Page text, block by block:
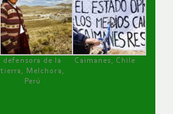
defensora de la
tierra, Melchora,
Perú
Caimanes, Chile